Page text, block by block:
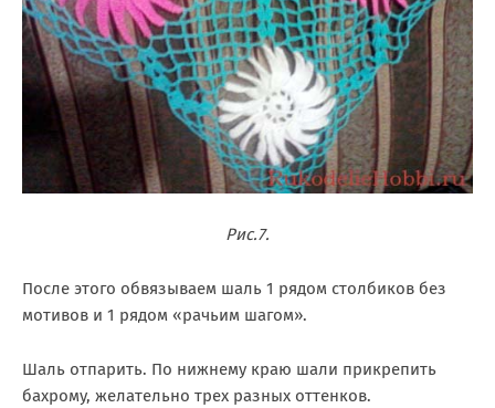
Рис.7.
После этого обвязываем шаль 1 рядом столбиков без
мотивов и 1 рядом «рачьим шагом».
Шаль отпарить. По нижнему краю шали прикрепить
бахрому, желательно трех разных оттенков.